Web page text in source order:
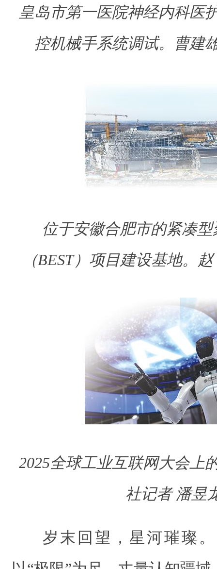
皇岛市第一医院神经内科医
控机械手系统调试。
曹建
位于安徽合肥市的紧凑
（BEST）项目建设基地。
2025全球工业互联网大会上
社记者 潘昱
岁末回望，星河璀璨